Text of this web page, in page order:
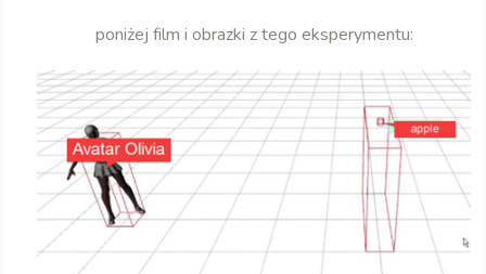
poniżej film i obrazki z tego eksperymentu: